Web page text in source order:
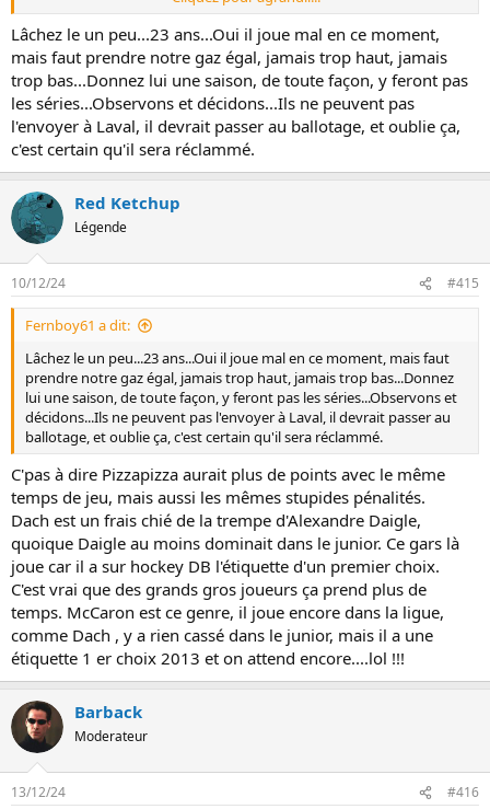
Pas capable !!!!!!
Qui aille donc apprendre à Laval et les faire perdre un peu...
..... et un but chanceux...
......et des mauvaises passes encore...
Lâchez le un peu...23 ans...Oui il joue mal en ce moment,
mais faut prendre notre gaz égal, jamais trop haut, jamais
trop bas...Donnez lui une saison, de toute façon, y feront pas
les séries...Observons et décidons...Ils ne peuvent pas
l'envoyer à Laval, il devrait passer au ballotage, et oublie ça,
c'est certain qu'il sera réclammé.
Red Ketchup
Légende
10/12/24 #415
Fernboy61 a dit:
Lâchez le un peu...23 ans...Oui il joue mal en ce moment, mais faut
prendre notre gaz égal, jamais trop haut, jamais trop bas...Donnez
lui une saison, de toute façon, y feront pas les séries...Observons et
décidons...Ils ne peuvent pas l'envoyer à Laval, il devrait passer au
ballotage, et oublie ça, c'est certain qu'il sera réclammé.
C'pas à dire Pizzapizza aurait plus de points avec le même
temps de jeu, mais aussi les mêmes stupides pénalités.
Dach est un frais chié de la trempe d'Alexandre Daigle,
quoique Daigle au moins dominait dans le junior. Ce gars là
joue car il a sur hockey DB l'étiquette d'un premier choix.
C'est vrai que des grands gros joueurs ça prend plus de
temps. McCaron est ce genre, il joue encore dans la ligue,
comme Dach , y a rien cassé dans le junior, mais il a une
étiquette 1 er choix 2013 et on attend encore....lol !!!
Barback
Moderateur
13/12/24 #416